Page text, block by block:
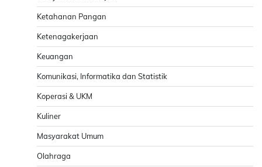
Ketahanan Pangan
Ketenagakerjaan
Keuangan
Komunikasi, Informatika dan Statistik
Koperasi & UKM
Kuliner
Masyarakat Umum
Olahraga